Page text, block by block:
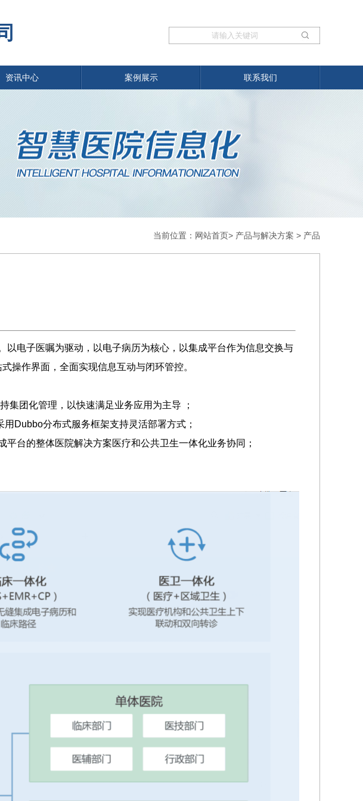
资讯中心 案例展示 联系我们
当前位置： 网站首页> 产品与解决方案 > 产品
电子医嘱为驱动，以电子病历为核心，以集成平台作为信息交换与
操作界面，全面实现信息互动与闭环管控。
集团化管理，以快速满足业务应用为主导 ；
Dubbo分布式服务框架支持灵活部署方式；
台的整体医院解决方案医疗和公共卫生一体化业务协同；